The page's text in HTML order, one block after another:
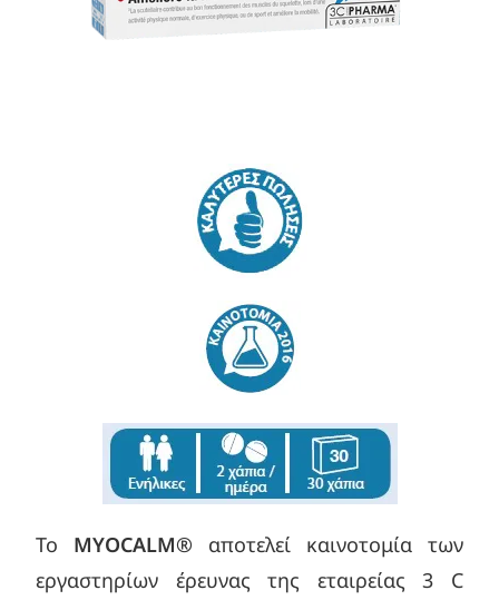
Το MYOCALM® αποτελεί καινοτομία των
εργαστηρίων έρευνας της εταιρείας 3 C